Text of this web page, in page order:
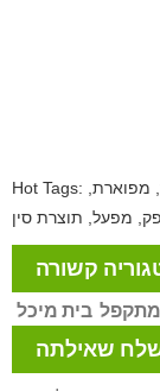
Hot Tags: תיבת הרחבה עם כנפיים כפולות, סין, זולה, איכותית, מפוארת,
מפעל, תוצרת סין
קשורה
בית מיכל מתקפל
שאילתה